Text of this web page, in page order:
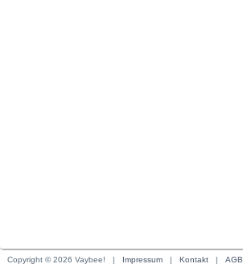
Copyright © 2026 Vaybee! | Impressum | Kontakt | AGB